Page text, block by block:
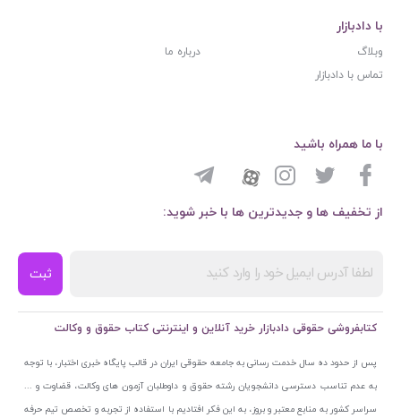
با دادبازار
وبلاگ
درباره ما
تماس با دادبازار
از تخفیف ها و جدیدترین ها با خبر شوید:
ثبت
با ما همراه باشید
کتابفروشی حقوقی دادبازار خرید آنلاین و اینترنتی کتاب حقوق و وکالت
پس از حدود ده سال خدمت رسانی به جامعه حقوقی ایران در قالب پایگاه خبری اختبار، با توجه
به عدم تناسب دسترسی دانشجویان رشته حقوق و داوطلبان آزمون های وکالت، قضاوت و ...
سراسر کشور به منابع معتبر و بروز، به این فکر افتادیم با استفاده از تجربه و تخصص تیم حرفه